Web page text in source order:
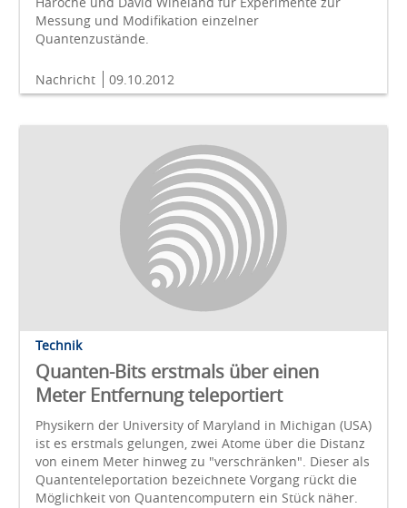
Messung und Modifikation einzelner
Quantenzustände.
Nachricht 09.10.2012
Technik
Quanten-Bits erstmals über einen
Meter Entfernung teleportiert
Physikern der University of Maryland in Michigan (USA)
ist es erstmals gelungen, zwei Atome über die Distanz
von einem Meter hinweg zu "verschränken". Dieser als
Quantenteleportation bezeichnete Vorgang rückt die
Möglichkeit von Quantencomputern ein Stück näher.